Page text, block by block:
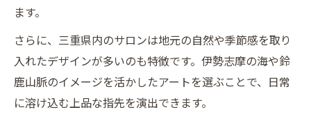
ます。
さらに、三重県内のサロンは地元の自然や季節感を取り
入れたデザインが多いのも特徴です。伊勢志摩の海や鈴
鹿山脈のイメージを活かしたアートを選ぶことで、日常
に溶け込む上品な指先を演出できます。